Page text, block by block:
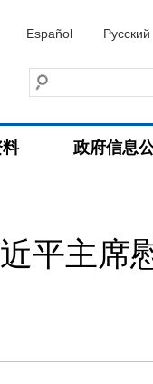
Español Русский
料 政府信息
平主席